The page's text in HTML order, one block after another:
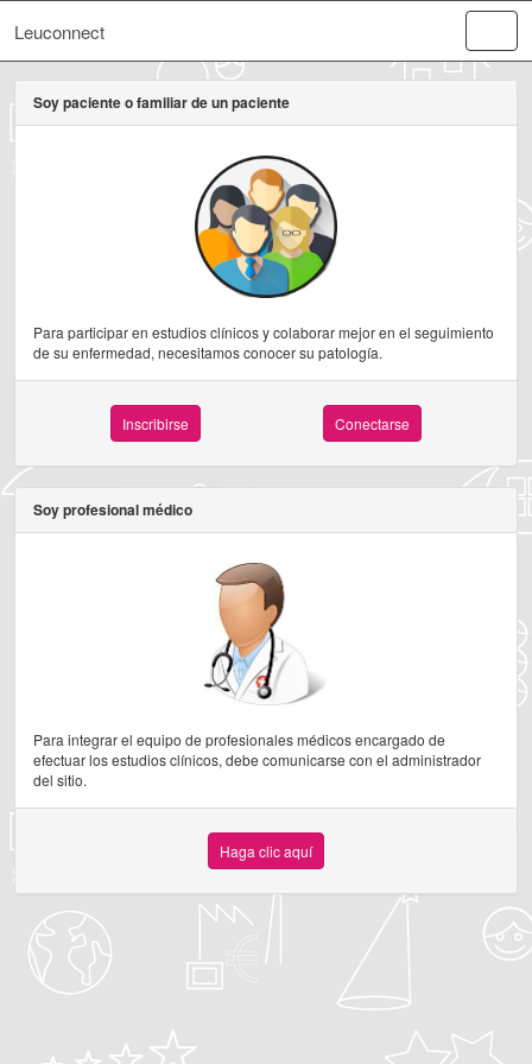
Leuconnect
Soy paciente o familiar de un paciente
Para participar en estudios clínicos y colaborar mejor en el seguimiento
de su enfermedad, necesitamos conocer su patología.
Inscribirse Conectarse
Soy profesional médico
Para integrar el equipo de profesionales médicos encargado de
efectuar los estudios clínicos, debe comunicarse con el administrador
del sitio.
Haga clic aquí